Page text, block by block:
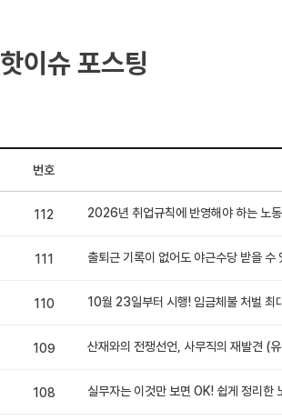
핫이슈 포스팅
번호
112 2026년 취업규칙에 반영해야 하는 노
111 출퇴근 기록이 없어도 야근수당 받을
110
109 산재와의 전쟁선언, 사무직의 재발견 (
108 실무자는 이것만 보면 OK! 쉽게 정리한